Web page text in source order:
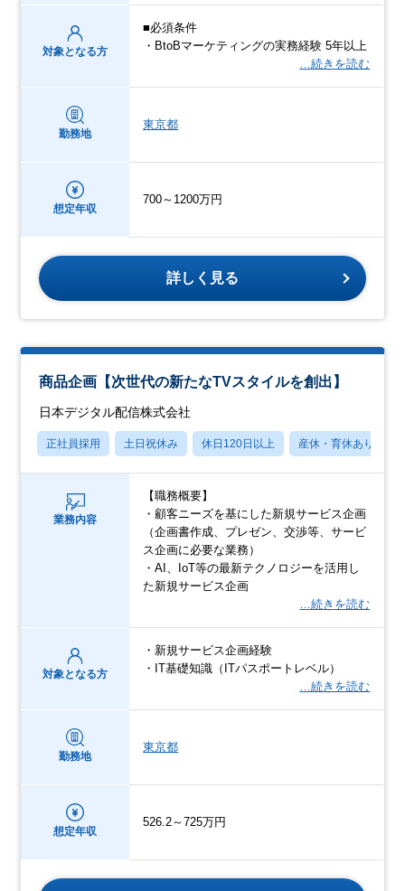
対象となる方
■必須条件
・BtoBマーケティングの実務経験 5年以上
…続きを読む
勤務地
東京都
想定年収
700～1200万円
詳しく見る
商品企画【次世代の新たなTVスタイルを創出】
日本デジタル配信株式会社
正社員採用 土日祝休み 休日120日以上 産休・育休あり
業務内容
【職務概要】
・顧客ニーズを基にした新規サービス企画
（企画書作成、プレゼン、交渉等、サービ
ス企画に必要な業務）
・AI、IoT等の最新テクノロジーを活用し
た新規サービス企画
…続きを読む
対象となる方
・新規サービス企画経験
・IT基礎知識（ITパスポートレベル）
…続きを読む
勤務地
東京都
想定年収
526.2～725万円